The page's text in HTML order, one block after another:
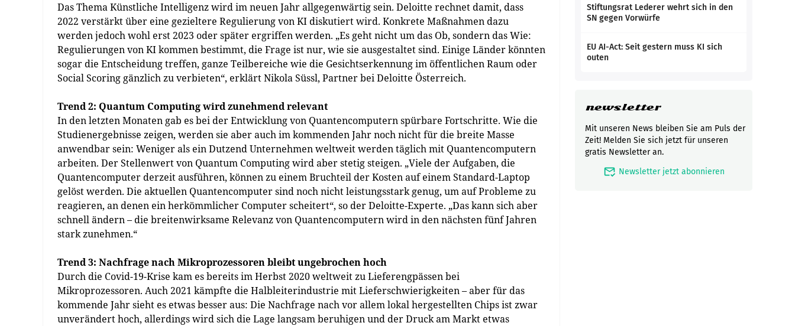
Das Thema Künstliche Intelligenz wird im neuen Jahr allgegenwärtig sein. Deloitte rechnet damit, dass
2022 verstärkt über eine gezieltere Regulierung von KI diskutiert wird. Konkrete Maßnahmen dazu
werden jedoch wohl erst 2023 oder später ergriffen werden. „Es geht nicht um das Ob, sondern das Wie:
Regulierungen von KI kommen bestimmt, die Frage ist nur, wie sie ausgestaltet sind. Einige Länder könnten
sogar die Entscheidung treffen, ganze Teilbereiche wie die Gesichtserkennung im öffentlichen Raum oder
Social Scoring gänzlich zu verbieten“, erklärt Nikola Süssl, Partner bei Deloitte Österreich.
Trend 2: Quantum Computing wird zunehmend relevant
In den letzten Monaten gab es bei der Entwicklung von Quantencomputern spürbare Fortschritte. Wie die
Studienergebnisse zeigen, werden sie aber auch im kommenden Jahr noch nicht für die breite Masse
anwendbar sein: Weniger als ein Dutzend Unternehmen weltweit werden täglich mit Quantencomputern
arbeiten. Der Stellenwert von Quantum Computing wird aber stetig steigen. „Viele der Aufgaben, die
Quantencomputer derzeit ausführen, können zu einem Bruchteil der Kosten auf einem Standard-Laptop
gelöst werden. Die aktuellen Quantencomputer sind noch nicht leistungsstark genug, um auf Probleme zu
reagieren, an denen ein herkömmlicher Computer scheitert“, so der Deloitte-Experte. „Das kann sich aber
schnell ändern – die breitenwirksame Relevanz von Quantencomputern wird in den nächsten fünf Jahren
stark zunehmen.“
Trend 3: Nachfrage nach Mikroprozessoren bleibt ungebrochen hoch
Durch die Covid-19-Krise kam es bereits im Herbst 2020 weltweit zu Lieferengpässen bei
Mikroprozessoren. Auch 2021 kämpfte die Halbleiterindustrie mit Lieferschwierigkeiten – aber für das
kommende Jahr sieht es etwas besser aus: Die Nachfrage nach vor allem lokal hergestellten Chips ist zwar
unverändert hoch, allerdings wird sich die Lage langsam beruhigen und der Druck am Markt etwas
Stiftungsrat Lederer wehrt sich in den
SN gegen Vorwürfe
EU AI-Act: Seit gestern muss KI sich
outen
newsletter
Mit unseren News bleiben Sie am Puls der
Zeit! Melden Sie sich jetzt für unseren
gratis Newsletter an.
mark_email_read Newsletter jetzt abonnieren